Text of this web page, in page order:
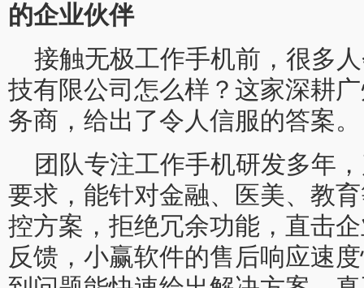
的企业伙伴
接触无极工作手机前，很多
技有限公司怎么样？这家深耕
务商，给出了令人信服的答案。
团队专注工作手机研发多年
要求，能针对金融、医美、教
控方案，拒绝冗余功能，直击
反馈，小赢软件的售后响应速